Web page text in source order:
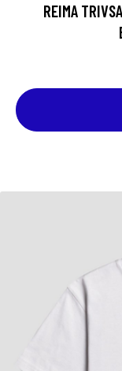
REIMA